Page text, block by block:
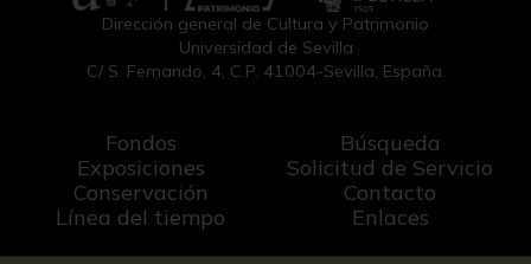
Dirección general de Cultura y Patrimonio
Universidad de Sevilla
C/ S. Fernando, 4, C.P. 41004-Sevilla, España.
Fondos
Exposiciones
Conservación
Línea del tiempo
Búsqueda
Solicitud de Servicio
Contacto
Enlaces